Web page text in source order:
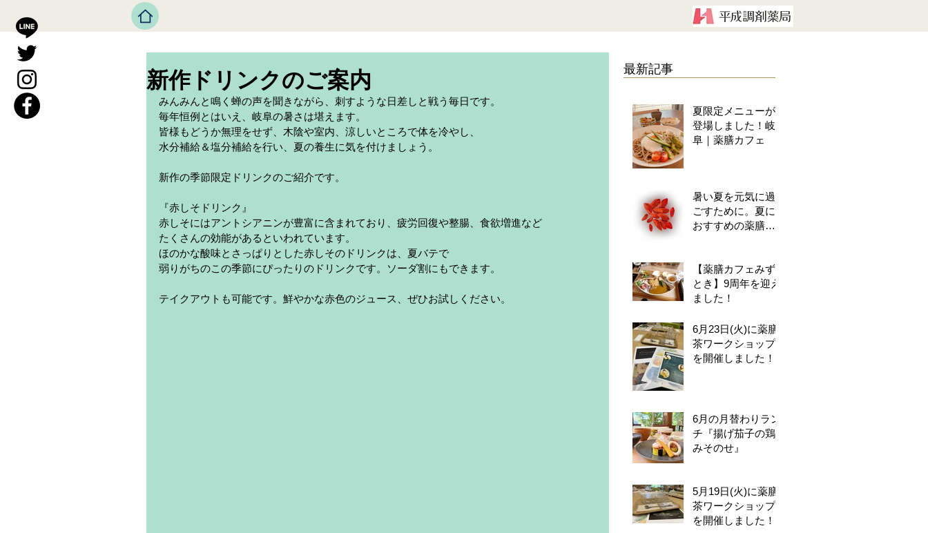
新作ドリンクのご案内
みんみんと鳴く蝉の声を聞きながら、刺すような日差しと戦う毎日です。
毎年恒例とはいえ、岐阜の暑さは堪えます。
皆様もどうか無理をせず、木陰や室内、涼しいところで体を冷やし、
水分補給＆塩分補給を行い、夏の養生に気を付けましょう。
新作の季節限定ドリンクのご紹介です。
『赤しそドリンク』
赤しそにはアントシアニンが豊富に含まれており、疲労回復や整腸、食欲増進など
たくさんの効能があるといわれています。
ほのかな酸味とさっぱりとした赤しそのドリンクは、夏バテで
弱りがちのこの季節にぴったりのドリンクです。ソーダ割にもできます。
テイクアウトも可能です。鮮やかな赤色のジュース、ぜひお試しください。
最新記事
夏限定メニューが
登場しました！岐
阜｜薬膳カフェ
暑い夏を元気に過
ごすために。夏に
おすすめの薬膳食
【薬膳カフェみず
とき】9周年を迎え
ました！
6月23日(火)に薬膳
茶ワークショップ
を開催しました！
6月の月替わりラン
チ『揚げ茄子の鶏
みそのせ』
5月19日(火)に薬膳
茶ワークショップ
を開催しました！